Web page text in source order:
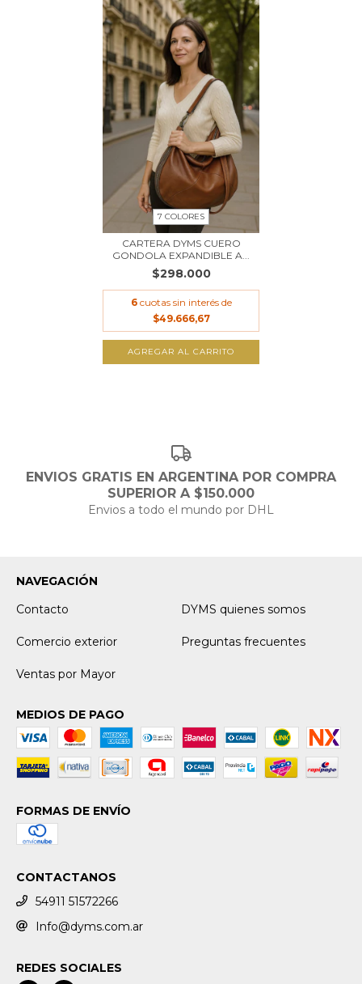
7 COLORES
CARTERA DYMS CUERO
GONDOLA EXPANDIBLE A...
$298.000
6 cuotas sin interés de
$49.666,67
AGREGAR AL CARRITO
ENVIOS GRATIS EN ARGENTINA POR COMPRA
SUPERIOR A $150.000
Envios a todo el mundo por DHL
NAVEGACIÓN
Contacto
DYMS quienes somos
Comercio exterior Preguntas frecuentes
Ventas por Mayor
MEDIOS DE PAGO
FORMAS DE ENVÍO
CONTACTANOS
54911 51572266
Info@dyms.com.ar
REDES SOCIALES